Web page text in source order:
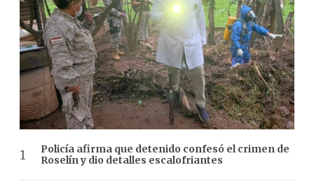
Policía afirma que detenido confesó el crimen de
Roselín y dio detalles escalofriantes